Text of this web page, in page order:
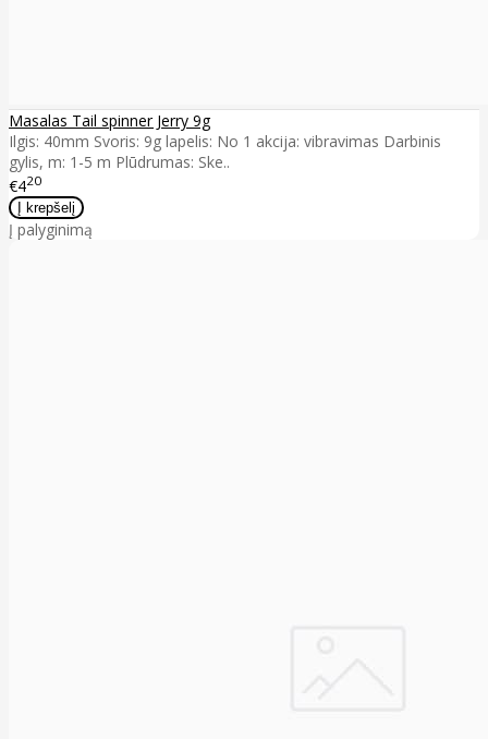
Masalas Tail spinner Jerry 9g
Ilgis: 40mm Svoris: 9g lapelis: No 1 akcija: vibravimas Darbinis
gylis, m: 1-5 m Plūdrumas: Ske..
€420
Į palyginimą